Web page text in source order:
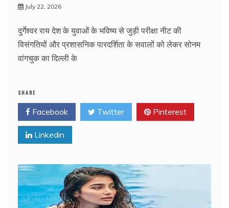
July 22, 2026
दुर्गेश्वर राय देश के युवाओं के भविष्य से जुड़ी परीक्षा नीट की
विसंगतियों और प्रशासनिक पारदर्शिता के सवालों को लेकर सोनम
वांगचुक का दिल्ली के
SHARE
Facebook Twitter Pinterest
Linkedin